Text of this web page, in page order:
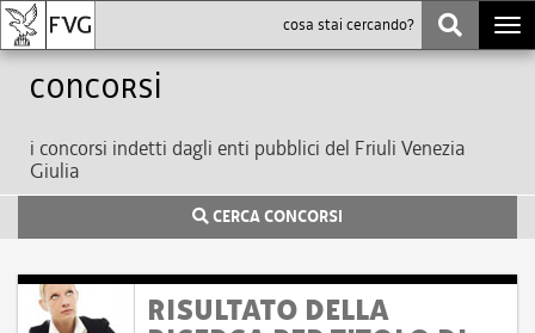
Concorsi
i concorsi indetti dagli enti pubblici del Friuli Venezia
Giulia
CERCA CONCORSI
RISULTATO DELLA